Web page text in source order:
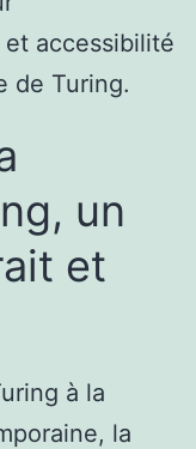
accessibilité
de Turing.
un
et
à la
la